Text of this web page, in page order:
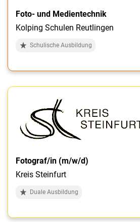
Foto- und Medientechnik
Kolping Schulen Reutlingen
Schulische Ausbildung
Fotograf/in (m/w/d)
Kreis Steinfurt
Duale Ausbildung